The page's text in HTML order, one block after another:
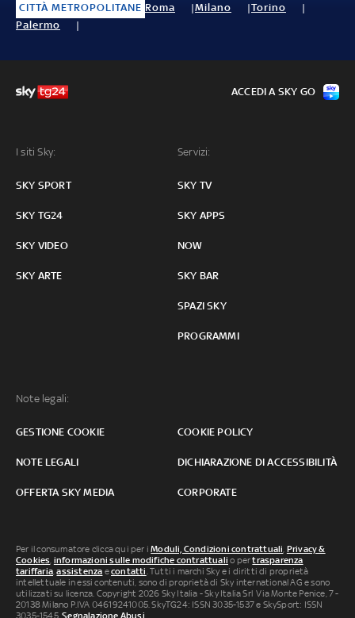
CITTÀ METROPOLITANE Roma Milano
Torino
Palermo
I siti Sky:
SKY SPORT
SKY TG24
SKY VIDEO
SKY ARTE
Servizi:
SKY TV
SKY APPS
NOW
SKY BAR
SPAZI SKY
PROGRAMMI
Note legali:
GESTIONE COOKIE COOKIE POLICY
NOTE LEGALI DICHIARAZIONE DI ACCESSIBILITÀ
OFFERTA SKY MEDIA CORPORATE
ACCEDI A SKY GO
Per il consumatore clicca qui per iModuli, Condizioni contrattuali, Privacy &
Cookies, informazioni sulle modifiche contrattuali o pertrasparenza
tariffaria,assistenza econtatti. Tutti i marchi Sky e i diritti di proprietà
intellettuale in essi contenuti, sono di proprietà di Sky international AG e sono
utilizzati su licenza. Copyright 2026 Sky Italia - Sky Italia Srl Via Monte Penice, 7 -
20138 Milano P.IVA 04619241005. SkyTG24: ISSN 3035-1537 e SkySport: ISSN
3035-1545.Segnalazione Abusi